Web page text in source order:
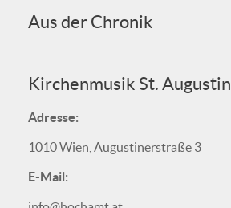
Aus der Chronik
Kirchenmusik St. Augustin
Adresse:
1010 Wien, Augustinerstraße 3
E-Mail: